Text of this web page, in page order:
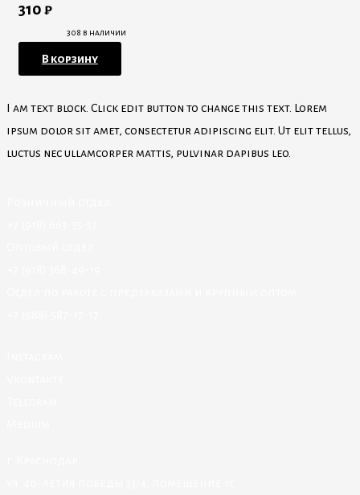
310₽
308 в наличии
В корзину
I am text block. Click edit button to change this text. Lorem
ipsum dolor sit amet, consectetur adipiscing elit. Ut elit tellus,
luctus nec ullamcorper mattis, pulvinar dapibus leo.